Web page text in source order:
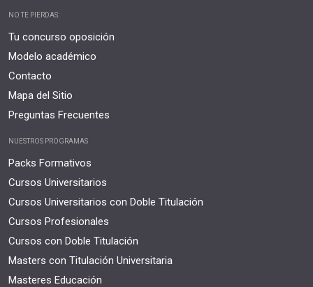
NO TE PIERDAS:
Tu concurso oposición
Modelo académico
Contacto
Mapa del Sitio
Preguntas Frecuentes
NUESTROS PROGRAMAS
Packs Formativos
Cursos Universitarios
Cursos Universitarios con Doble Titulación
Cursos Profesionales
Cursos con Doble Titulación
Masters con Titulación Universitaria
Masteres Educación